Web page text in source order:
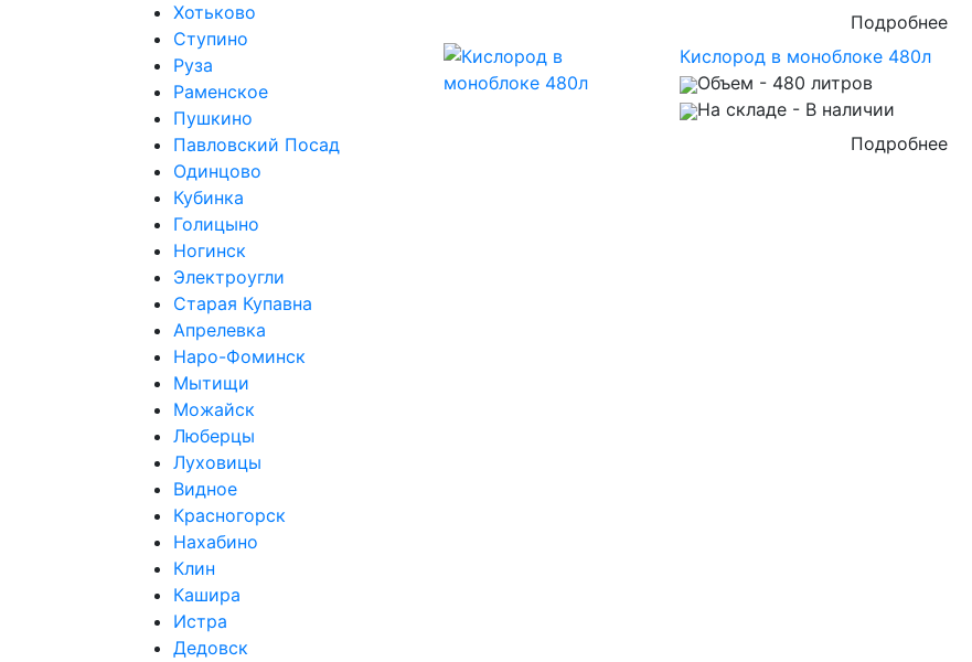
Хотьково
Ступино
Руза
Раменское
Пушкино
Павловский Посад
Одинцово
Кубинка
Голицыно
Ногинск
Электроугли
Старая Купавна
Апрелевка
Наро-Фоминск
Мытищи
Можайск
Люберцы
Луховицы
Видное
Красногорск
Нахабино
Клин
Кашира
Истра
Дедовск
Подробнее
Кислород в моноблоке 480л
Объем - 480 литров
На складе- В наличии
Подробнее